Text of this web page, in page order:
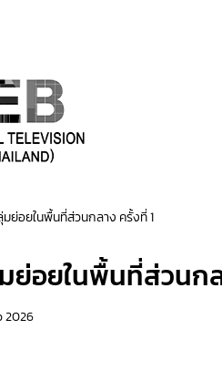
ย่อยในพื้นที่ส่วนกลาง ครั้งที่ 1
ย่อยในพื้นที่ส่วนก
2026